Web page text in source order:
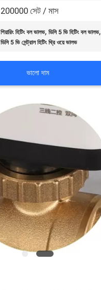
200000 সেট / মাস
গিয়ারিং হিটিং বল ভালভ,ডিসি 5 ভি হিটিং বল ভালভ,
ডিসি 5 ভি সেন্ট্রাল হিটিং থ্রি ওয়ে ভালভ
ভালো দাম